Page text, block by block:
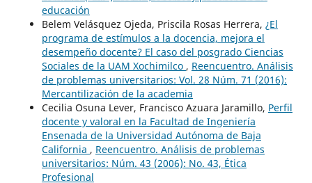
educación
Belem Velásquez Ojeda, Priscila Rosas Herrera, ¿El
programa de estímulos a la docencia, mejora el
desempeño docente? El caso del posgrado Ciencias
Sociales de la UAM Xochimilco , Reencuentro. Análisis
de problemas universitarios: Vol. 28 Núm. 71 (2016):
Mercantilización de la academia
Cecilia Osuna Lever, Francisco Azuara Jaramillo, Perfil
docente y valoral en la Facultad de Ingeniería
Ensenada de la Universidad Autónoma de Baja
California , Reencuentro. Análisis de problemas
universitarios: Núm. 43 (2006): No. 43, Ética
Profesional